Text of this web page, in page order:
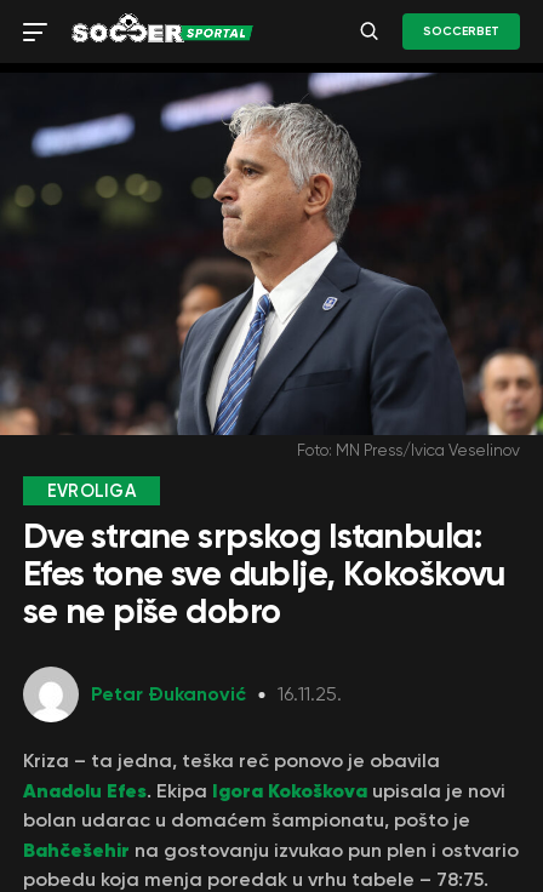
SOCCERBET
Foto: MN Press/Ivica Veselinov
EVROLIGA
Dve strane srpskog Istanbula:
Efes tone sve dublje, Kokoškovu
se ne piše dobro
Petar Đukanović 16.11.25.
Kriza – ta jedna, teška reč ponovo je obavila
Anadolu Efes. Ekipa Igora Kokoškovaupisala je novi
bolan udarac u domaćem šampionatu, pošto je
Bahčešehir na gostovanju izvukao pun plen i ostvario
pobedu koja menja poredak u vrhu tabele – 78:75.